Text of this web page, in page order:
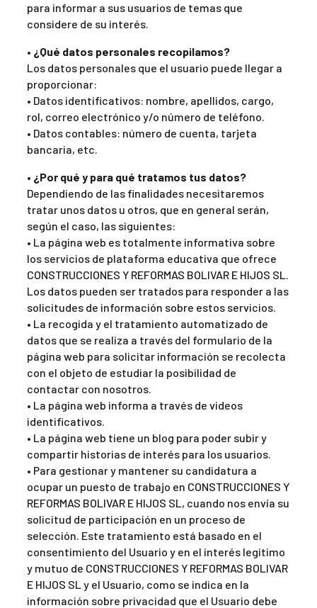
para informar a sus usuarios de temas que
considere de su interés.
• ¿Qué datos personales recopilamos?
Los datos personales que el usuario puede llegar a
proporcionar:
• Datos identificativos: nombre, apellidos, cargo,
rol, correo electrónico y/o número de teléfono.
• Datos contables: número de cuenta, tarjeta
bancaria, etc.
• ¿Por qué y para qué tratamos tus datos?
Dependiendo de las finalidades necesitaremos
tratar unos datos u otros, que en general serán,
según el caso, las siguientes:
• La página web es totalmente informativa sobre
los servicios de plataforma educativa que ofrece
CONSTRUCCIONES Y REFORMAS BOLIVAR E HIJOS SL.
Los datos pueden ser tratados para responder a las
solicitudes de información sobre estos servicios.
• La recogida y el tratamiento automatizado de
datos que se realiza a través del formulario de la
página web para solicitar información se recolecta
con el objeto de estudiar la posibilidad de
contactar con nosotros.
• La página web informa a través de videos
identificativos.
• La página web tiene un blog para poder subir y
compartir historias de interés para los usuarios.
• Para gestionar y mantener su candidatura a
ocupar un puesto de trabajo en CONSTRUCCIONES Y
REFORMAS BOLIVAR E HIJOS SL, cuando nos envía su
solicitud de participación en un proceso de
selección. Este tratamiento está basado en el
consentimiento del Usuario y en el interés legítimo
y mutuo de CONSTRUCCIONES Y REFORMAS BOLIVAR
E HIJOS SL y el Usuario, como se indica en la
información sobre privacidad que el Usuario debe